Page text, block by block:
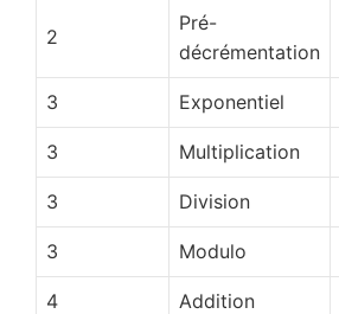
2
Pré-
décrémentation
3 Exponentiel
3 Multiplication
3 Division
3 Modulo
4 Addition